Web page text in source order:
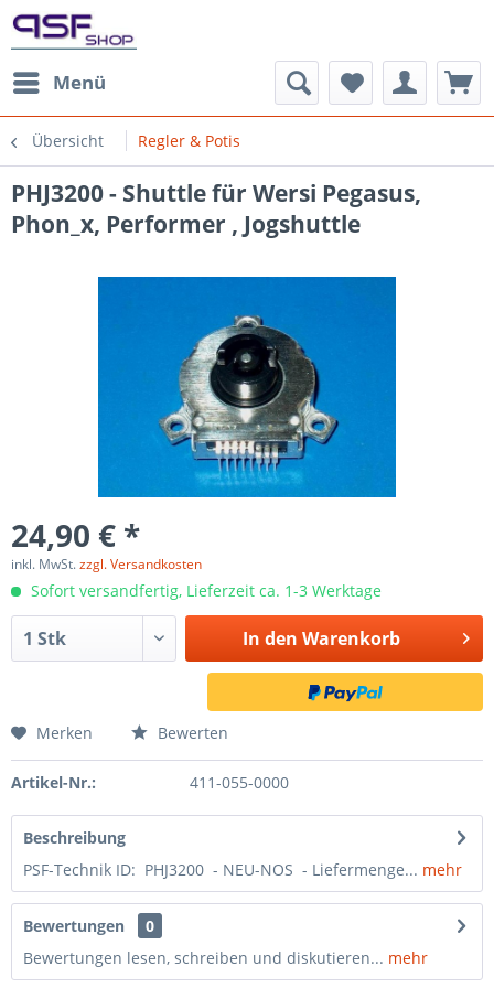
Menü
Übersicht Regler & Potis
PHJ3200 - Shuttle für Wersi Pegasus,
Phon_x, Performer , Jogshuttle
24,90 € *
inkl. MwSt.zzgl. Versandkosten
Sofort versandfertig, Lieferzeit ca. 1-3 Werktage
In den Warenkorb
Merken Bewerten
Artikel-Nr.: 411-055-0000
Beschreibung
PSF-Technik ID: PHJ3200 - NEU-NOS - Liefermenge... mehr
Bewertungen
0
Bewertungen lesen, schreiben und diskutieren... mehr